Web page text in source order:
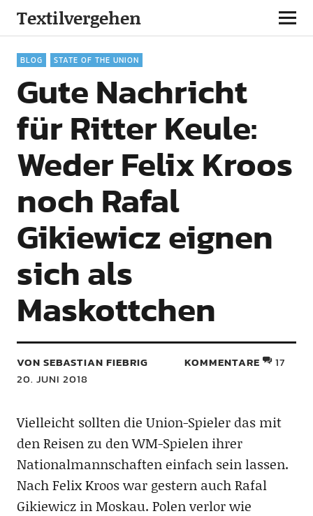
Textilvergehen
BLOG STATE OF THE UNION
Gute Nachricht
für Ritter Keule:
Weder Felix Kroos
noch Rafal
Gikiewicz eignen
sich als
Maskottchen
VON SEBASTIAN FIEBRIG
20. JUNI 2018
KOMMENTARE 17
Vielleicht sollten die Union-Spieler das mit
den Reisen zu den WM-Spielen ihrer
Nationalmannschaften einfach sein lassen.
Nach Felix Kroos war gestern auch Rafal
Gikiewicz in Moskau. Polen verlor wie